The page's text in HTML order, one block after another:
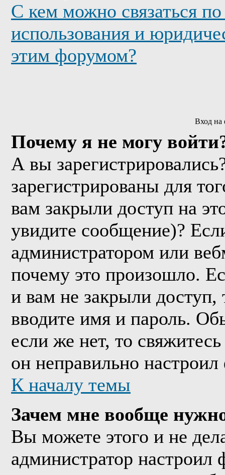
С кем можно связаться
использования и
этим форумом?
Вход на
Почему я не могу
А вы
зарегистрированы для
вам закрыли доступ на
увидите сообщение)?
администратором или
почему это произошло.
и вам не закрыли доступ,
вводите имя и пароль.
если же нет, то
он неправильно
К началу темы
Зачем мне вообще
Вы можете этого и не
администратор